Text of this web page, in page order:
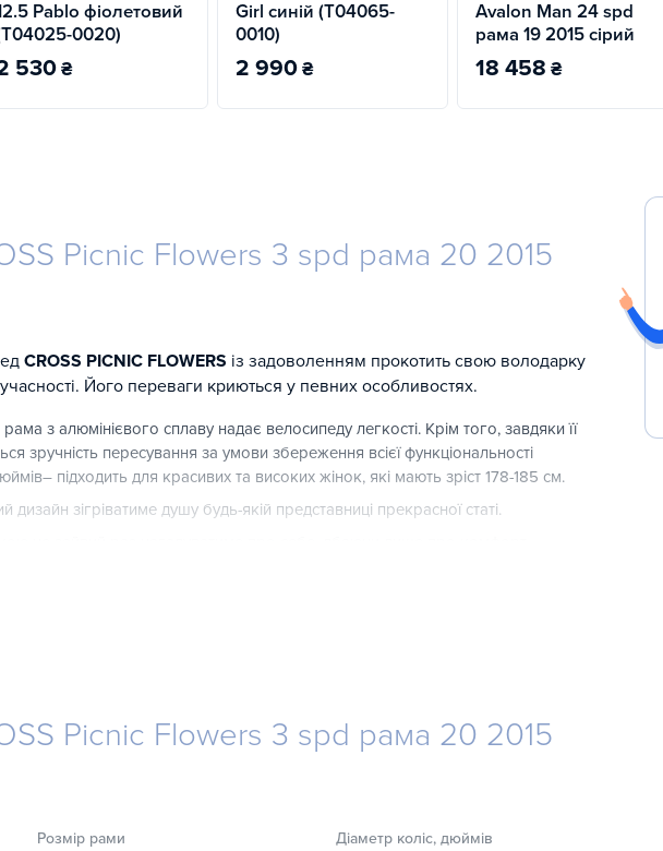
Pablo фіолетовий
0020)
530₴
Girl синій (T04065-
0010)
2 990₴
Avalon Man 24 spd
рама 19 2015 сірий
18 458 ₴
Picnic Flowers 3 spd рама 20 2015
CROSS PICNIC FLOWERS із задоволенням прокотить свою володарку
Його переваги криються у певних особливостях.
з алюмінієвого сплаву надає велосипеду легкості. Крім того, завдяки її
зручність пересування за умови збереження всієї функціональності
підходить для красивих та високих жінок, які мають зріст 178-185 см.
зігріватиме душу будь-якій представниці прекрасної статі.
brake від Shimano забезпечить комфортне та безпечне гальмування.
конструкцією мають подвійний обід та якісні покришки, що впливає на
приємним доповненням.
Picnic Flowers 3 spd рама 20 2015
Розмір рами Діаметр коліс, дюймів